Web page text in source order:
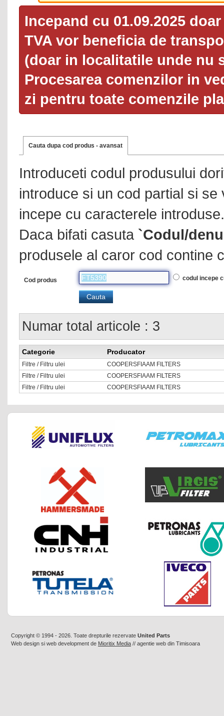
Incepand cu 01.09.2025
TVA vor beneficia de
(doar in localitatile unde nu
Procesarea comenzilor in
zi pentru toate comenzile
Cauta dupa cod produs - avansat
Introduceti codul produsului
introduce si un cod partial si
incepe cu caracterele introduse.
Daca bifati casuta `Codul/
produsele al caror cod contine
Cod produs codul incepe
Numar total articole : 3
Categorie Producator
Filtre / Filtru ulei
COOPERSFIAAM FILTERS
Filtre / Filtru ulei
COOPERSFIAAM FILTERS
Filtre / Filtru ulei
COOPERSFIAAM FILTERS
Copyright © 1994 - 2026. Toate drepturile rezervate United Parts
Web design si web development de Mioritix Media // agentie web din Timisoara